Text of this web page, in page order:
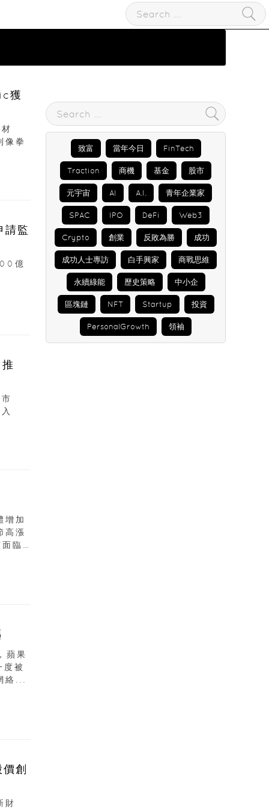
像拳
億
增加
高漲
臨
蘋果
被
絡...
創
財
致富 當年今日 FinTech
Traction 商機 基金 股市
元宇宙 AI A.I. 青年企業家
SPAC IPO DeFi Web3
Crypto 創業 反敗為勝 成功
成功人士專訪 白手興家 商戰思維
永續綠能 歷史策略 中小企
區塊鏈 NFT Startup 投資
PersonalGrowth 領袖